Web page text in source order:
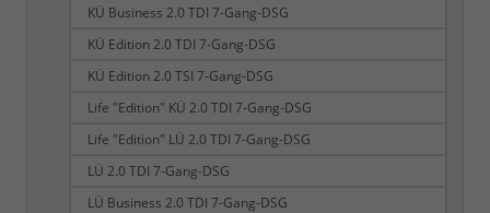
KÜ Business 2.0 TDI 7-Gang-DSG
KÜ Edition 2.0 TDI 7-Gang-DSG
KÜ Edition 2.0 TSI 7-Gang-DSG
Life "Edition" KÜ 2.0 TDI 7-Gang-DSG
Life "Edition" LÜ 2.0 TDI 7-Gang-DSG
LÜ 2.0 TDI 7-Gang-DSG
LÜ Business 2.0 TDI 7-Gang-DSG